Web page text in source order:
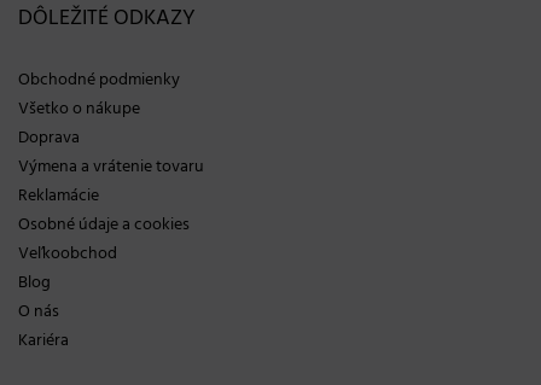
DÔLEŽITÉ ODKAZY
Obchodné podmienky
Všetko o nákupe
Doprava
Výmena a vrátenie tovaru
Reklamácie
Osobné údaje a cookies
Veľkoobchod
Blog
O nás
Kariéra